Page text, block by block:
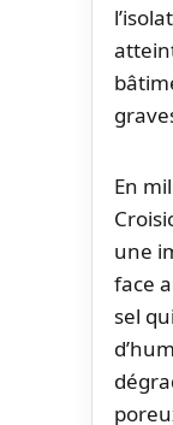
En
une
face
sel